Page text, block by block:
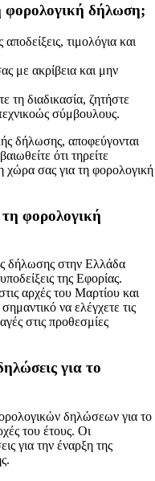
φορολογική δήλωση;
τιμολόγια και
με ακρίβεια και μην
τη διαδικασία, ζητήστε
σύμβουλους.
δήλωσης, αποφεύγονται
ότι τηρείτε
χώρα σας για τη φορολογική
φορολογική
δήλωσης στην Ελλάδα
της Εφορίας.
αρχές του Μαρτίου και
να ελέγχετε τις
στις προθεσμίες
για το
δηλώσεων για το
του έτους. Οι
για την έναρξη της